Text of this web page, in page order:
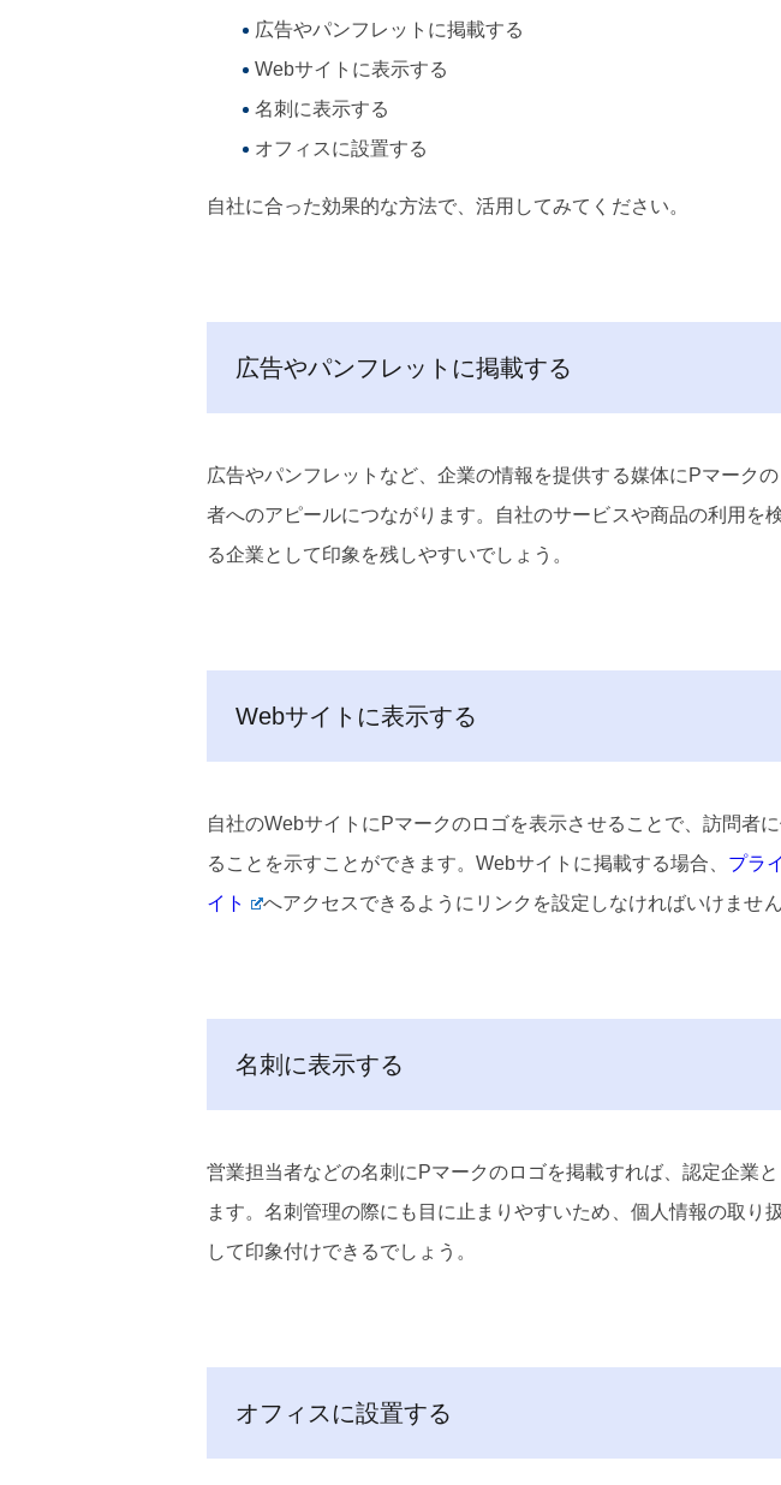
広告やパンフレットに掲載する
Webサイトに表示する
名刺に表示する
オフィスに設置する
自社に合った効果的な方法で、活用してみてください。
広告やパンフレットに掲載する
広告やパンフレットなど、企業の情報を提供する媒体にPマーク
者へのアピールにつながります。自社のサービスや商品の利用を
る企業として印象を残しやすいでしょう。
Webサイトに表示する
自社のWebサイトにPマークのロゴを表示させることで、訪問者
ることを示すことができます。Webサイトに掲載する場合、 プラ
イト
へアクセスできるようにリンクを設定しなければいけません
名刺に表示する
営業担当者などの名刺にPマークのロゴを掲載すれば、認定企業
ます。名刺管理の際にも目に止まりやすいため、個人情報の取り
して印象付けできるでしょう。
オフィスに設置する